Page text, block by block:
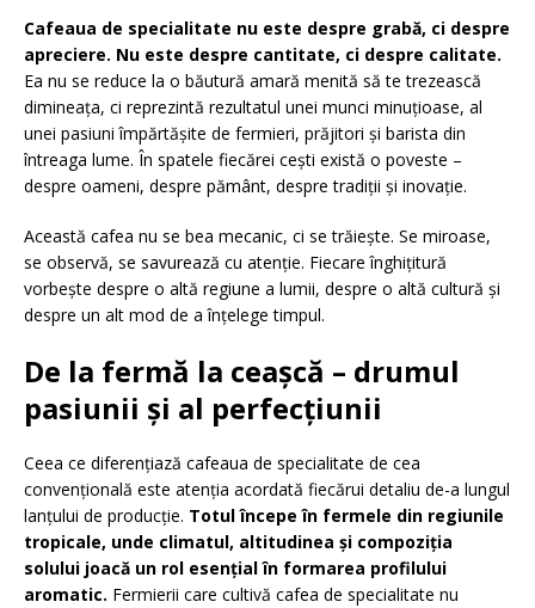
Cafeaua de specialitate nu este despre grabă, ci despre
apreciere. Nu este despre cantitate, ci despre calitate.
Ea nu se reduce la o băutură amară menită să te trezească
dimineața, ci reprezintă rezultatul unei munci minuțioase, al
unei pasiuni împărtășite de fermieri, prăjitori și barista din
întreaga lume. În spatele fiecărei cești există o poveste –
despre oameni, despre pământ, despre tradiții și inovație.
Această cafea nu se bea mecanic, ci se trăiește. Se miroase,
se observă, se savurează cu atenție. Fiecare înghițitură
vorbește despre o altă regiune a lumii, despre o altă cultură și
despre un alt mod de a înțelege timpul.
De la fermă la ceașcă – drumul
pasiunii și al perfecțiunii
Ceea ce diferențiază cafeaua de specialitate de cea
convențională este atenția acordată fiecărui detaliu de-a lungul
lanțului de producție. Totul începe în fermele din regiunile
tropicale, unde climatul, altitudinea și compoziția
solului joacă un rol esențial în formarea profilului
aromatic. Fermierii care cultivă cafea de specialitate nu